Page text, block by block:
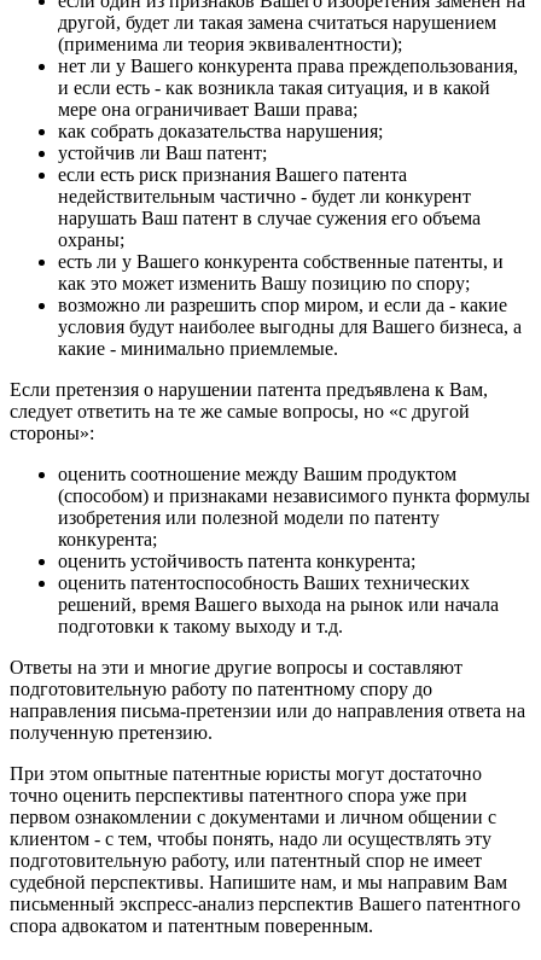
другой, будет ли такая замена считаться нарушением
(применима ли теория эквивалентности);
нет ли у Вашего конкурента права преждепользования,
и если есть - как возникла такая ситуация, и в какой
мере она ограничивает Ваши права;
как собрать доказательства нарушения;
устойчив ли Ваш патент;
если есть риск признания Вашего патента
недействительным частично - будет ли конкурент
нарушать Ваш патент в случае сужения его объема
охраны;
есть ли у Вашего конкурента собственные патенты, и
как это может изменить Вашу позицию по спору;
возможно ли разрешить спор миром, и если да - какие
условия будут наиболее выгодны для Вашего бизнеса, а
какие - минимально приемлемые.
Если претензия о нарушении патента предъявлена к Вам,
следует ответить на те же самые вопросы, но «с другой
стороны»:
оценить соотношение между Вашим продуктом
(способом) и признаками независимого пункта формулы
изобретения или полезной модели по патенту
конкурента;
оценить устойчивость патента конкурента;
оценить патентоспособность Ваших технических
решений, время Вашего выхода на рынок или начала
подготовки к такому выходу и т.д.
Ответы на эти и многие другие вопросы и составляют
подготовительную работу по патентному спору до
направления письма-претензии или до направления ответа на
полученную претензию.
При этом опытные патентные юристы могут достаточно
точно оценить перспективы патентного спора уже при
первом ознакомлении с документами и личном общении с
клиентом - с тем, чтобы понять, надо ли осуществлять эту
подготовительную работу, или патентный спор не имеет
судебной перспективы. Напишите нам, и мы направим Вам
письменный экспресс-анализ перспектив Вашего патентного
спора адвокатом и патентным поверенным.